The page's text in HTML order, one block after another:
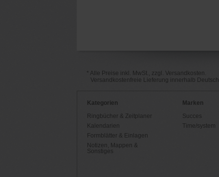
* Alle Preise inkl. MwSt., zzgl. Versandkosten.
Versandkostenfreie Lieferung innerhalb
Kategorien
Ringbücher & Zeitplaner
Kalendarien
Formblätter & Einlagen
Notizen, Mappen &
Sonstiges
Marken
Succes
Time/system